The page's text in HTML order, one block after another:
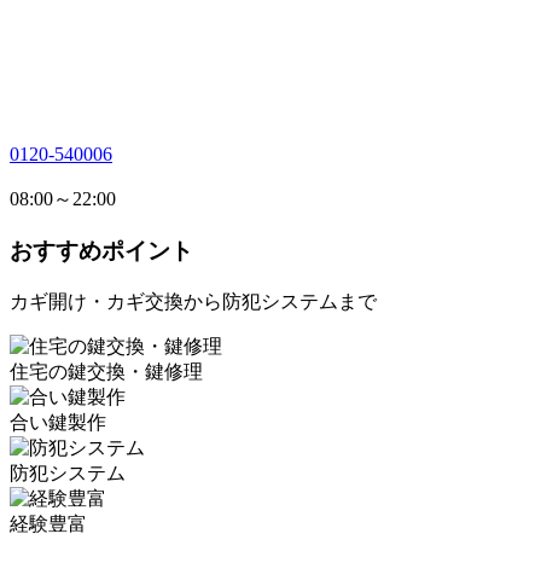
0120-540006
08:00～22:00
おすすめポイント
カギ開け・カギ交換から防犯システムまで
住宅の鍵交換・鍵修理
合い鍵製作
防犯システム
経験豊富